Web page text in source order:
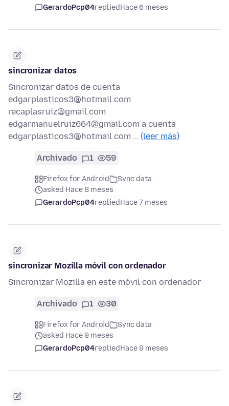
GerardoPcp04repliedHace 6 meses
sincronizar datos
Sincronizar datos de cuenta
edgarplasticos3@hotmail.com
recaplasruiz@gmail.com
edgarmanuelruiz664@gmail.com a cuenta
edgarplasticos3@hotmail.com … (leer más)
Archivado 1 59
Firefox for Android
Sync data
asked Hace 8 meses
GerardoPcp04repliedHace 7 meses
sincronizar Mozilla móvil con ordenador
Sincronizar Mozilla en este móvil con ordenador
Archivado 1 30
Firefox for Android
Sync data
asked Hace 9 meses
GerardoPcp04repliedHace 9 meses